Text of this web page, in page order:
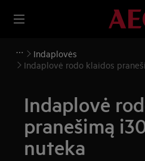
Indaplovės
Indaplovė rodo klaidos
Indaplovė
pranešimą
nuteka